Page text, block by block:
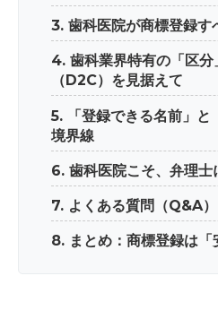
3. 歯科医院が商標登録す
4. 歯科業界特有の「区分
（D2C）を見据えて
5. 「登録できる名前」と
境界線
6. 歯科医院こそ、弁理士
7. よくある質問（Q&A）
8. まとめ：商標登録は「